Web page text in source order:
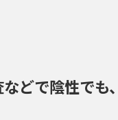
どで陰性で